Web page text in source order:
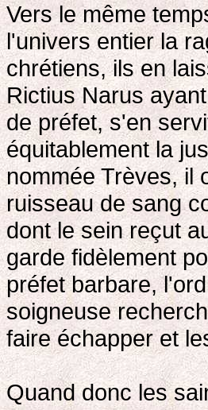
Vers le même
l'univers entier la
chrétiens, ils en
Rictius Narus
de préfet, s'en
équitablement la
nommée Trèves, il
ruisseau de sang
dont le sein reçut
garde fidèlement
préfet barbare,
soigneuse
faire échapper et
Quand donc les